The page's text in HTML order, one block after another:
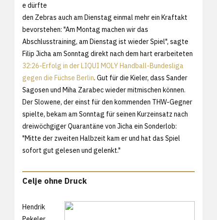
e dürfte
den Zebras auch am Dienstag einmal mehr ein Kraftakt
bevorstehen: "Am Montag machen wir das
Abschlusstraining, am Dienstag ist wieder Spiel", sagte
Filip Jicha am Sonntag direkt nach dem hart erarbeiteten
32:26-Erfolg in der LIQUI MOLY Handball-Bundesliga
gegen die Füchse Berlin. Gut für die Kieler, dass Sander
Sagosen und Miha Zarabec wieder mitmischen können.
Der Slowene, der einst für den kommenden THW-Gegner
spielte, bekam am Sonntag für seinen Kurzeinsatz nach
dreiwöchgiger Quarantäne von Jicha ein Sonderlob:
"Mitte der zweiten Halbzeit kam er und hat das Spiel
sofort gut gelesen und gelenkt."
Celje ohne Druck
Hendrik